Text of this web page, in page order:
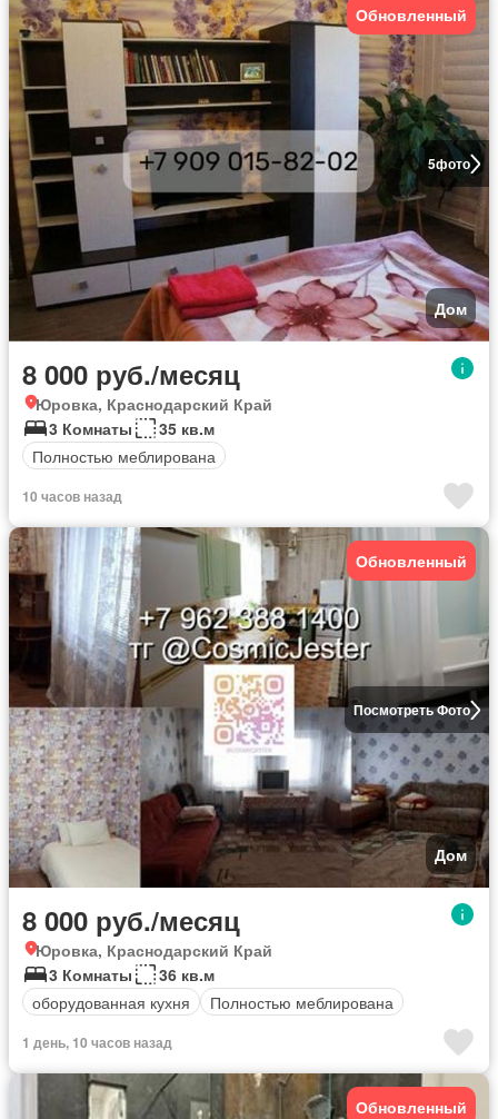
5фото
Обновленный
Дом
8 000 руб./месяц
Юровка, Краснодарский Край
3 Комнаты
35 кв.м
Полностью меблирована
10 часов назад
Посмотреть Фото
Обновленный
Дом
8 000 руб./месяц
Юровка, Краснодарский Край
3 Комнаты
36 кв.м
оборудованная кухня
Полностью меблирована
1 день, 10 часов назад
Обновленный